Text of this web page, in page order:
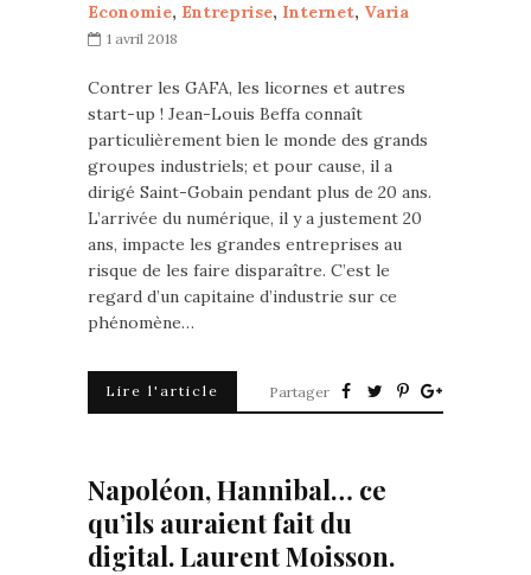
Economie, Entreprise, Internet, Varia
1 avril 2018
Contrer les GAFA, les licornes et autres
start-up ! Jean-Louis Beffa connaît
particulièrement bien le monde des grands
groupes industriels; et pour cause, il a
dirigé Saint-Gobain pendant plus de 20 ans.
L’arrivée du numérique, il y a justement 20
ans, impacte les grandes entreprises au
risque de les faire disparaître. C’est le
regard d’un capitaine d’industrie sur ce
phénomène…
Lire l'article Partager
Napoléon, Hannibal… ce
qu’ils auraient fait du
digital. Laurent Moisson.